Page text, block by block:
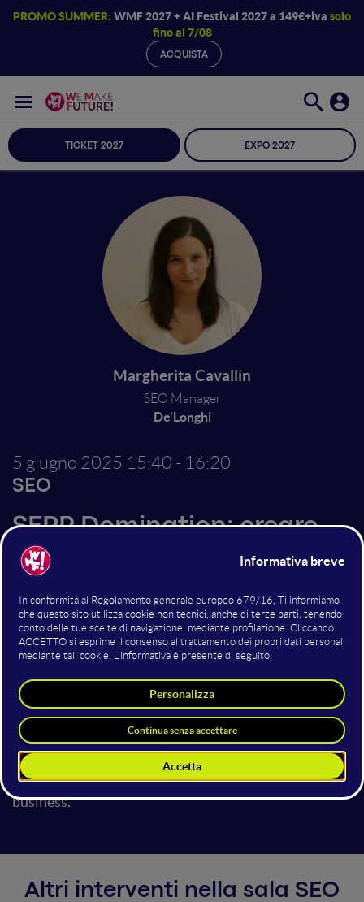
PROMO SUMMER: WMF 2027 + AI Festival 2027 a 149€+iva solo
fino al 7/08
ACQUISTA
TICKET 2027 EXPO 2027
Margherita Cavallin
SEO Manager
De'Longhi
5 giugno 2025 15:40 - 16:20
SEO
SERP Domination: creare
autorevolezza nell’era della
ricerca generativa
Nell'era della ricerca generativa, il traffico organico
sta sempre più diventando una "vanity metric".
Costruire un Brand autorevole sui motori di ricerca è
l'unica via possibile. Quali sono i KPI di una strategia
di SERP Domination che non coinvolge direttamente
il traffico organico? Perché questo è fondamentale
anche per il futuro della ricerca online? Il progetto
SERP Domination punta a rispondere a queste
domande, non dimenticando anche l'impatto sul
business.
Altri interventi nella sala SEO